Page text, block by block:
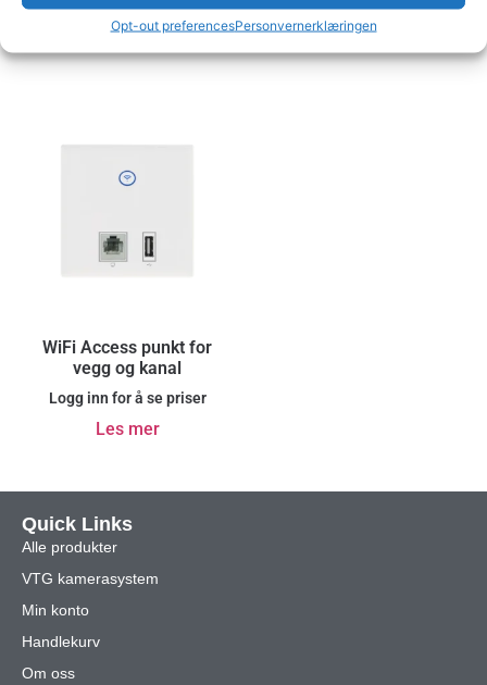
Opt-out preferencesPersonvernerklæringen
Logg inn for å se priser Logg inn for å se priser
WiFi Access punkt for
vegg og kanal
Logg inn for å se priser
Les mer
Quick Links
Alle produkter
VTG kamerasystem
Min konto
Handlekurv
Om oss